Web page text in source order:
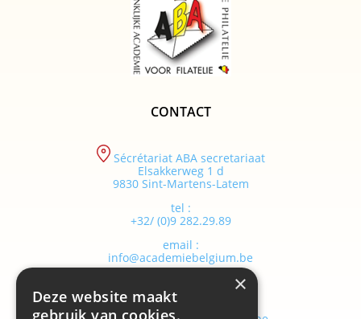
CONTACT
Sécrétariat ABA secretariaat
Elsakkerweg 1 d
9830 Sint-Martens-Latem
tel :
+32/ (0)9 282.29.89
email :
info@academiebelgium.be
webmaster :
×
Deze website maakt
gebruik van cookies.